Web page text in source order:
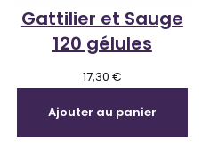
Gattilier et Sauge
120 gélules
17,30 €
Ajouter au panier